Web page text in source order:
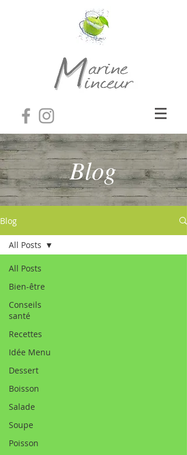
Blog
Blog
All Posts
Bien-être
Conseils
santé
Recettes
Idée Menu
Dessert
Boisson
Salade
Soupe
Poisson
All Posts